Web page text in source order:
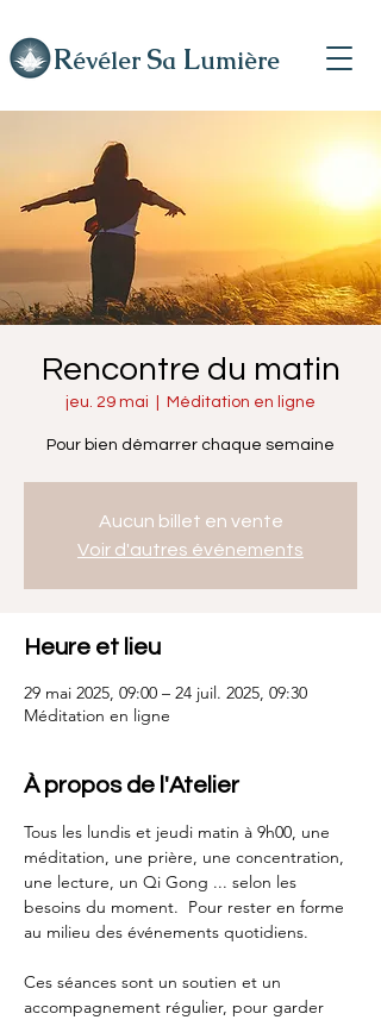
Révéler Sa Lumière
Rencontre du matin
jeu. 29 mai Méditation en ligne
Pour bien démarrer chaque semaine
Aucun billet en vente
Voir d'autres événements
Heure et lieu
29 mai 2025, 09:00 – 24 juil. 2025, 09:30
Méditation en ligne
À propos de l'Atelier
Tous les lundis et jeudi matin à 9h00, une
méditation, une prière, une concentration,
une lecture, un Qi Gong ... selon les
besoins du moment.  Pour rester en forme
au milieu des événements quotidiens.
Ces séances sont un soutien et un
accompagnement régulier, pour garder